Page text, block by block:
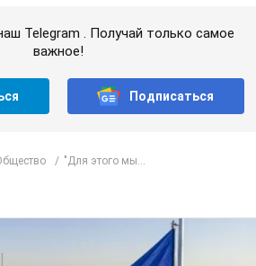
версия гимна
ее боялась Российская
не рассказывают в школе